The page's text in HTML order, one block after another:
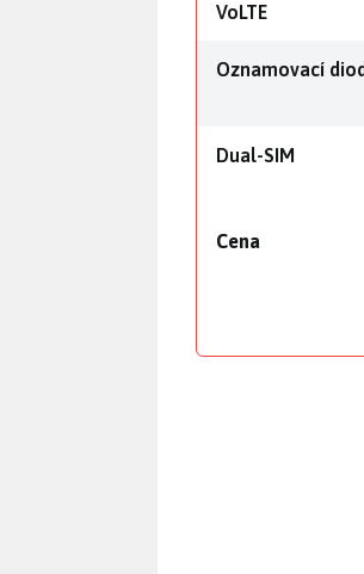
VoLTE
Oznamovací
Dual-SIM
Cena